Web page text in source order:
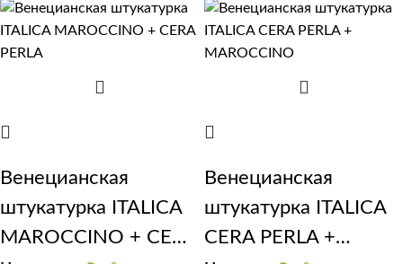
Венецианская
штукатурка ITALICA
MAROCCINO + CERA
Венецианская
штукатурка ITALICA
CERA PERLA +